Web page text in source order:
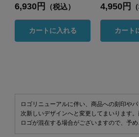
6,930円 （税込）
カートに入れる
4,950円
カート
ロゴリニューアルに伴い、商品への刻印や
次新しいデザインへと変更してまいります
ロゴが混在する場合がございますので、予め